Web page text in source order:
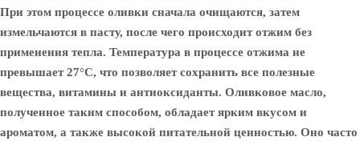
При этом процессе оливки сначала очищаются, затем
измельчаются в пасту, после чего происходит отжим без
применения тепла. Температура в процессе отжима не
превышает 27°C, что позволяет сохранить все полезные
вещества, витамины и антиоксиданты. Оливковое масло,
полученное таким способом, обладает ярким вкусом и
ароматом, а также высокой питательной ценностью. Оно часто